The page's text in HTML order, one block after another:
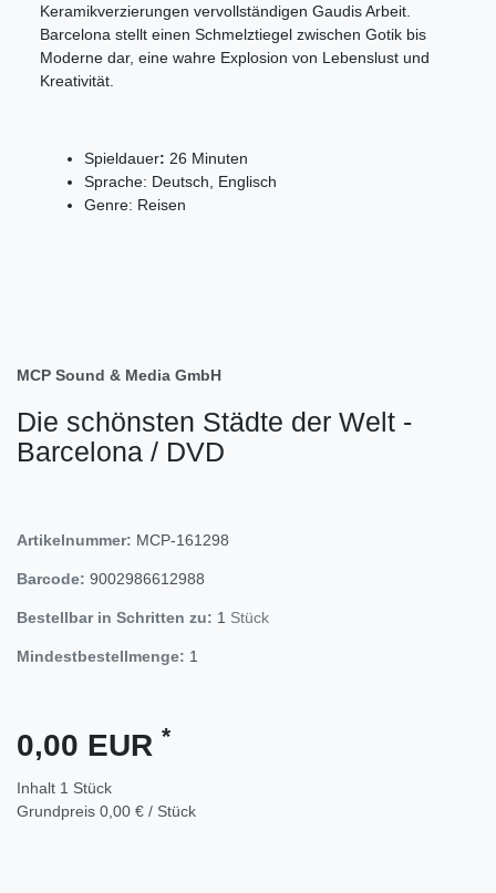
Keramikverzierungen vervollständigen Gaudis Arbeit.
Barcelona stellt einen Schmelztiegel zwischen Gotik bis
Moderne dar, eine wahre Explosion von Lebenslust und
Kreativität.
Spieldauer: 26 Minuten
Sprache: Deutsch, Englisch
Genre: Reisen
MCP Sound & Media GmbH
Die schönsten Städte der Welt -
Barcelona / DVD
Artikelnummer: MCP-161298
Barcode: 9002986612988
Bestellbar in Schritten zu: 1 Stück
Mindestbestellmenge: 1
0,00 EUR *
Inhalt 1 Stück
Grundpreis 0,00 € / Stück